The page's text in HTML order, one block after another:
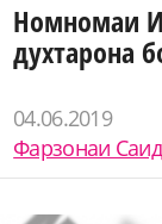
Номномаи
духтарона
04.06.2019
Фарзонаи